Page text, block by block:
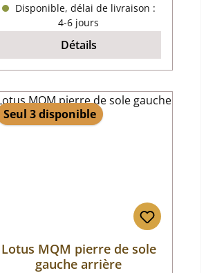
Disponible, délai de livraison :
4-6 jours
Détails
Seul 3 disponible
Lotus MQM pierre de sole
gauche arrière